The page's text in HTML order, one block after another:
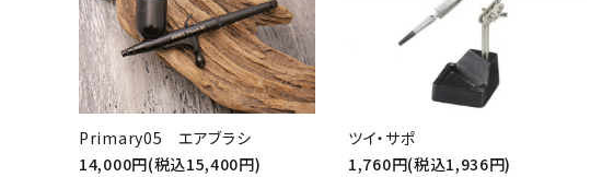
Primary05 エアブラシ
14,000円(税込15,400円)
ツイ・サポ
1,760円(税込1,936円)